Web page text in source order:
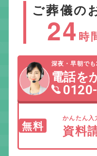
ご葬儀の
24 時
深夜・早朝で
電話を
無料
かんたん入
資料